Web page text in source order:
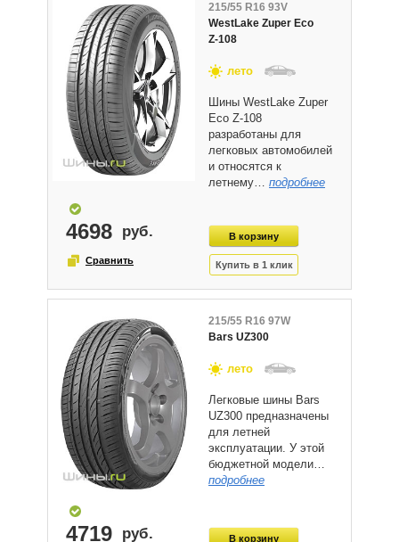
215/55 R16 93V
WestLake Zuper Eco
Z-108
лето
Шины WestLake Zuper
Eco Z-108
разработаны для
легковых автомобилей
и относятся к
летнему… подробнее
4698
215/55 R16 97W
Bars UZ300
лето
Легковые шины Bars
UZ300 предназначены
для летней
эксплуатации. У этой
бюджетной модели…
подробнее
4719